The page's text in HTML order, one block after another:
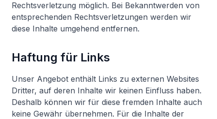
Rechtsverletzung möglich. Bei Bekanntwerden von
entsprechenden Rechtsverletzungen werden wir
diese Inhalte umgehend entfernen.
Haftung für Links
Unser Angebot enthält Links zu externen Websites
Dritter, auf deren Inhalte wir keinen Einfluss haben.
Deshalb können wir für diese fremden Inhalte auch
keine Gewähr übernehmen. Für die Inhalte der